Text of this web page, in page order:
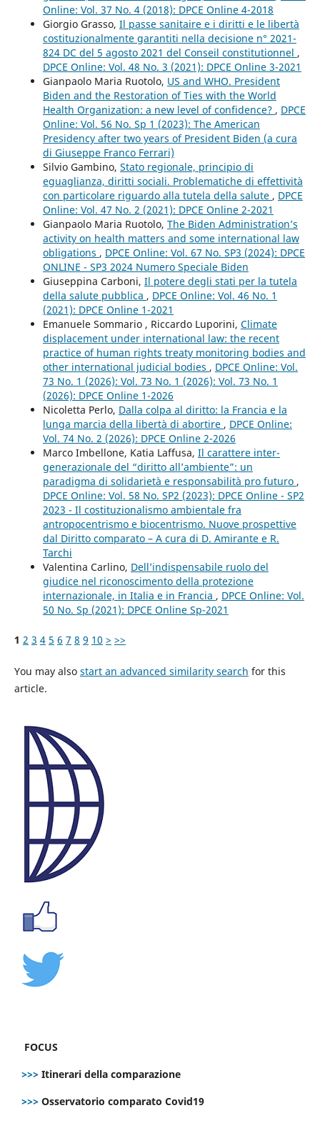
Online: Vol. 37 No. 4 (2018): DPCE Online 4-2018
Giorgio Grasso, Il passe sanitaire e i diritti e le libertà
costituzionalmente garantiti nella decisione n° 2021-
824 DC del 5 agosto 2021 del Conseil constitutionnel ,
DPCE Online: Vol. 48 No. 3 (2021): DPCE Online 3-2021
Gianpaolo Maria Ruotolo, US and WHO. President
Biden and the Restoration of Ties with the World
Health Organization: a new level of confidence? , DPCE
Online: Vol. 56 No. Sp 1 (2023): The American
Presidency after two years of President Biden (a cura
di Giuseppe Franco Ferrari)
Silvio Gambino, Stato regionale, principio di
eguaglianza, diritti sociali. Problematiche di effettività
con particolare riguardo alla tutela della salute , DPCE
Online: Vol. 47 No. 2 (2021): DPCE Online 2-2021
Gianpaolo Maria Ruotolo, The Biden Administration’s
activity on health matters and some international law
obligations , DPCE Online: Vol. 67 No. SP3 (2024): DPCE
ONLINE - SP3 2024 Numero Speciale Biden
Giuseppina Carboni, Il potere degli stati per la tutela
della salute pubblica , DPCE Online: Vol. 46 No. 1
(2021): DPCE Online 1-2021
Emanuele Sommario , Riccardo Luporini, Climate
displacement under international law: the recent
practice of human rights treaty monitoring bodies and
other international judicial bodies , DPCE Online: Vol.
73 No. 1 (2026): Vol. 73 No. 1 (2026): Vol. 73 No. 1
(2026): DPCE Online 1-2026
Nicoletta Perlo, Dalla colpa al diritto: la Francia e la
lunga marcia della libertà di abortire , DPCE Online:
Vol. 74 No. 2 (2026): DPCE Online 2-2026
Marco Imbellone, Katia Laffusa, Il carattere inter-
generazionale del “diritto all’ambiente”: un
paradigma di solidarietà e responsabilità pro futuro ,
DPCE Online: Vol. 58 No. SP2 (2023): DPCE Online - SP2
2023 - Il costituzionalismo ambientale fra
antropocentrismo e biocentrismo. Nuove prospettive
dal Diritto comparato – A cura di D. Amirante e R.
Tarchi
Valentina Carlino, Dell’indispensabile ruolo del
giudice nel riconoscimento della protezione
internazionale, in Italia e in Francia , DPCE Online: Vol.
50 No. Sp (2021): DPCE Online Sp-2021
1 2 3 4 5 6 7 8 9 10 > >>
You may also start an advanced similarity search for this
article.
FOCUS
>>> Itinerari della comparazione
>>> Osservatorio comparato Covid19